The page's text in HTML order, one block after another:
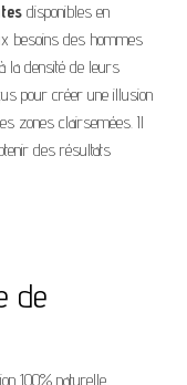
disponibles en
besoins des hommes
la densité de leurs
pour créer une illusion
zones clairsemées. Il
des résultats
de
100% naturelle,